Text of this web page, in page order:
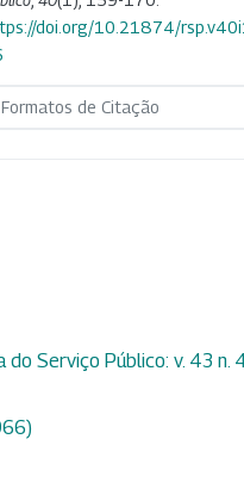
doi.org/10.21874/
Formatos de Citação
do Serviço Público: v. 43 n.